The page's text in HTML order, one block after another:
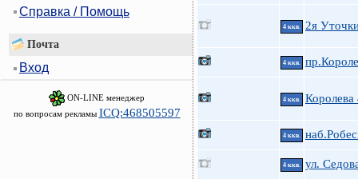
Справка / Помощь
Почта
Вход
ON-LINE менеджер
по вопросам рекламы ICQ:468505597
4 ккв. 2я
4 ккв.
4 ккв. Королева
4 ккв.
4 ккв. ул.